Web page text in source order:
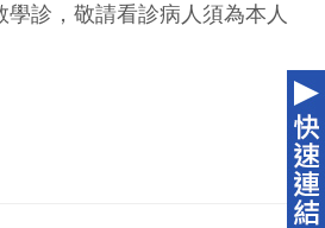
診，敬請看診病人須為本人